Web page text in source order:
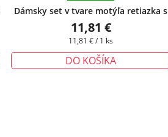
Dámsky set v tvare motýľa retiazka s
príveskom a náušnice - Yara
krabička zadarmo
11,81 €
Jednotková
11,81 € / 1 ks
DO KOŠÍKA